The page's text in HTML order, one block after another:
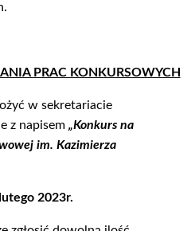
PRAC KONKURSOWYCH
w sekretariacie
z napisem „Konkurs na
im. Kazimierza
2023r.